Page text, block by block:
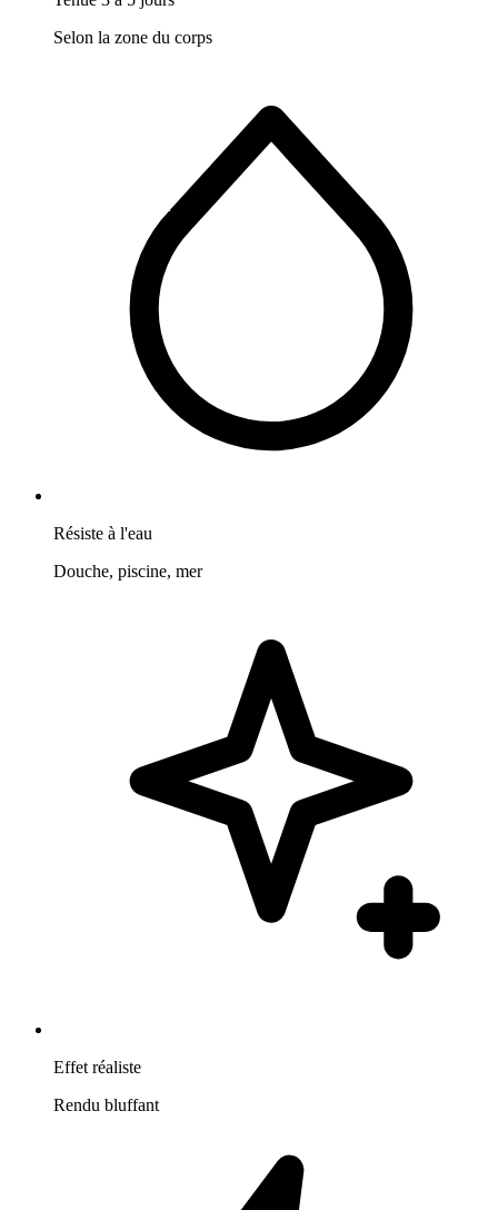
Selon la zone du corps
Résiste à l'eau
Douche, piscine, mer
Effet réaliste
Rendu bluffant